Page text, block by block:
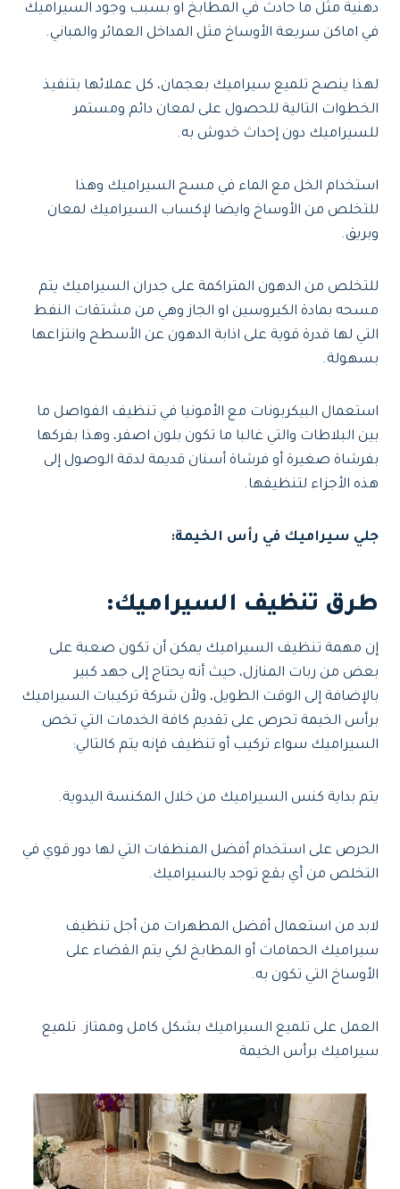
دهنية مثل ما حادث في المطابخ او بسبب وجود السيراميك
في اماكن سريعة الأوساخ مثل المداخل العمائر والمباني.
لهذا ينصح تلميع سيراميك بعجمان، كل عملائها بتنفيذ
الخطوات التالية للحصول على لمعان دائم ومستمر
للسيراميك دون إحداث خدوش به.
استخدام الخل مع الماء في مسح السيراميك وهذا
للتخلص من الأوساخ وايضا لإكساب السيراميك لمعان
وبريق.
للتخلص من الدهون المتراكمة على جدران السيراميك يتم
مسحه بمادة الكيروسين او الجاز وهي من مشتقات النفط
التي لها قدرة قوية على اذابة الدهون عن الأسطح وانتزاعها
بسهولة.
استعمال البيكربونات مع الأمونيا في تنظيف الفواصل ما
بين البلاطات والتي غالبا ما تكون بلون اصفر، وهذا بفركها
بفرشاة صغيرة أو فرشاة أسنان قديمة لدقة الوصول إلى
هذه الأجزاء لتنظيفها.
جلي سيراميك في رأس الخيمة:
طرق تنظيف السيراميك:
إن مهمة تنظيف السيراميك يمكن أن تكون صعبة على
بعض من ربات المنازل، حيث أنه يحتاج إلى جهد كبير
بالإضافة إلى الوقت الطويل، ولأن شركة تركيبات السيراميك
برأس الخيمة تحرص على تقديم كافة الخدمات التي تخص
السيراميك سواء تركيب أو تنظيف فإنه يتم كالتالي:
يتم بداية كنس السيراميك من خلال المكنسة اليدوية.
الحرص على استخدام أفضل المنظفات التي لها دور قوي في
التخلص من أي بقع توجد بالسيراميك.
لابد من استعمال أفضل المطهرات من أجل تنظيف
سيراميك الحمامات أو المطابخ لكي يتم القضاء على
الأوساخ التي تكون به.
العمل على تلميع السيراميك بشكل كامل وممتاز. تلميع
سيراميك برأس الخيمة